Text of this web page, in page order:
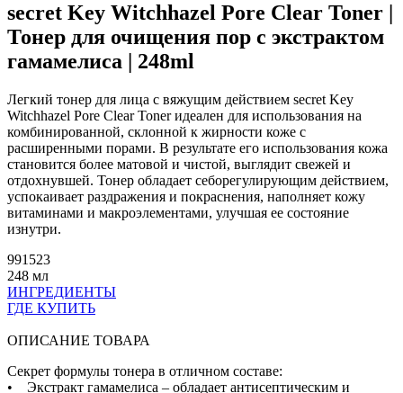
secret Key Witchhazel Pore Clear Toner |
Тонер для очищения пор с экстрактом
гамамелиса | 248ml
Легкий тонер для лица с вяжущим действием secret Key
Witchhazel Pore Clear Toner идеален для использования на
комбинированной, склонной к жирности коже с
расширенными порами. В результате его использования кожа
становится более матовой и чистой, выглядит свежей и
отдохнувшей. Тонер обладает себорегулирующим действием,
успокаивает раздражения и покраснения, наполняет кожу
витаминами и макроэлементами, улучшая ее состояние
изнутри.
991523
248 мл
ИНГРЕДИЕНТЫ
ГДЕ КУПИТЬ
ОПИСАНИЕ ТОВАРА
Секрет формулы тонера в отличном составе:
• Экстракт гамамелиса – обладает антисептическим и